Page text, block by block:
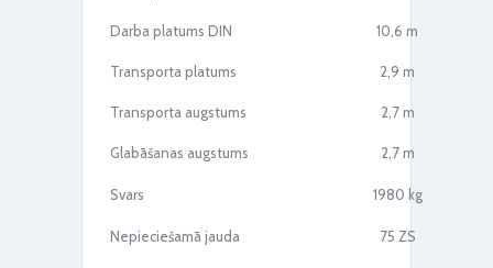
Darba platums DIN 10,6 m
Transporta platums 2,9 m
Transporta augstums 2,7 m
Glabāšanas augstums 2,7 m
Svars 1980 kg
Nepieciešamā jauda 75 ZS